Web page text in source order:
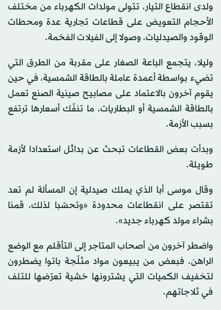
ولدى انقطاع التيار، تتولى مولدات الكهرباء من مختلف
الأحجام التعويض على قطاعات تجارية عدة ومحطات
الوقود والصيدليات، وصولا إلى الفيلات الفخمة.
وليلا، يتجمع الباعة الصغار على مقربة من الطرق التي
تضيء بواسطة أعمدة عاملة بالطاقة الشمسية، في حين
يقوم آخرون بالاعتماد على مصابيح صينية الصنع تعمل
بالطاقة الشمسية أو البطاريات، ما تنفّك أسعارها ترتفع
بسبب الأزمة.
وبدأت بعض القطاعات تبحث عن بدائل استعدادا لأزمة
طويلة.
وقال موسى أبا الذي يملك صيدلية إن المسألة لم تعد
تقتصر على انقطاعات محدودة «وتحسّبا لذلك، قمنا
بشراء مولد كهرباء جديد».
واضطر آخرون من أصحاب المتاجر إلى التأقلم مع الوضع
الراهن. فبعض من يبيعون مواد مثلّجة باتوا يضطرون
لتخفيف الكميات التي يشترونها خشية تعرّضها للتلف
في ثلاجاتهم.